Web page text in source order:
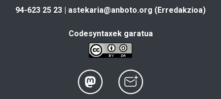
94-623 25 23 | astekaria@anboto.org (Erredakzioa)
Codesyntaxek garatua